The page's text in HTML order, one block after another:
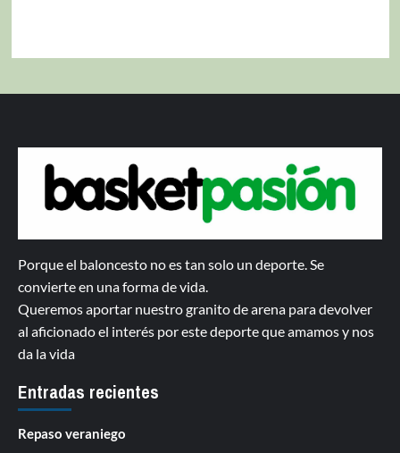
Porque el baloncesto no es tan solo un deporte. Se
convierte en una forma de vida.
Queremos aportar nuestro granito de arena para devolver
al aficionado el interés por este deporte que amamos y nos
da la vida
Entradas recientes
Repaso veraniego